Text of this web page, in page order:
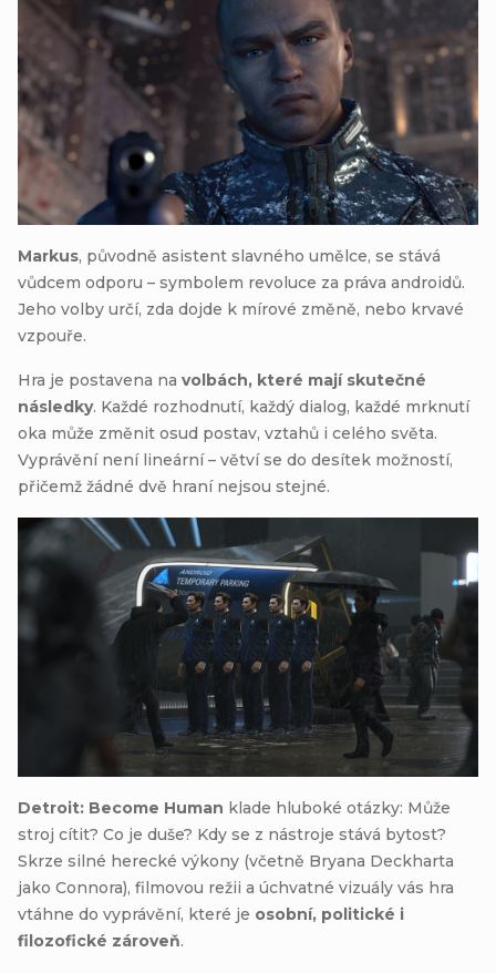
Markus, původně asistent slavného umělce, se stává
vůdcem odporu – symbolem revoluce za práva androidů.
Jeho volby určí, zda dojde k mírové změně, nebo krvavé
vzpouře.
Hra je postavena na volbách, které mají skutečné
následky. Každé rozhodnutí, každý dialog, každé mrknutí
oka může změnit osud postav, vztahů i celého světa.
Vyprávění není lineární – větví se do desítek možností,
přičemž žádné dvě hraní nejsou stejné.
Detroit: Become Human klade hluboké otázky: Může
stroj cítit? Co je duše? Kdy se z nástroje stává bytost?
Skrze silné herecké výkony (včetně Bryana Deckharta
jako Connora), filmovou režii a úchvatné vizuály vás hra
vtáhne do vyprávění, které je osobní, politické i
filozofické zároveň.